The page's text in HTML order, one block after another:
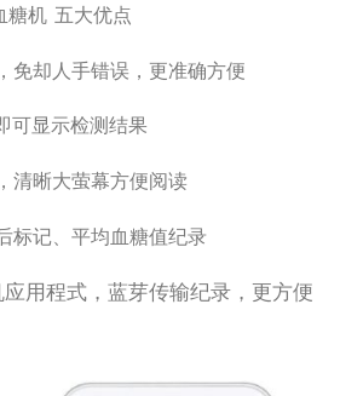
糖机 五大优点
免却人手错误，更准确方便
可显示检测结果
清晰大萤幕方便阅读
标记、平均血糖值纪录
用程式， 蓝芽传输纪录，更方便